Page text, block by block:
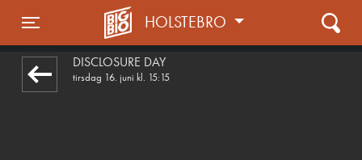
Toggle navigation
HOLSTEBRO
DISCLOSURE DAY
tirsdag 16. juni kl. 15:15
1step-front02 043040